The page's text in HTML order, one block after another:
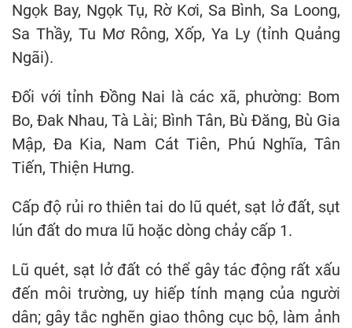
Ngọk Bay, Ngọk Tụ, Rờ Kơi, Sa Bình, Sa Loong,
Sa Thầy, Tu Mơ Rông, Xốp, Ya Ly (tỉnh Quảng
Ngãi).
Đối với tỉnh Đồng Nai là các xã, phường: Bom
Bo, Đak Nhau, Tà Lài; Bình Tân, Bù Đăng, Bù Gia
Mập, Đa Kia, Nam Cát Tiên, Phú Nghĩa, Tân
Tiến, Thiện Hưng.
Cấp độ rủi ro thiên tai do lũ quét, sạt lở đất, sụt
lún đất do mưa lũ hoặc dòng chảy cấp 1.
Lũ quét, sạt lở đất có thể gây tác động rất xấu
đến môi trường, uy hiếp tính mạng của người
dân; gây tắc nghẽn giao thông cục bộ, làm ảnh